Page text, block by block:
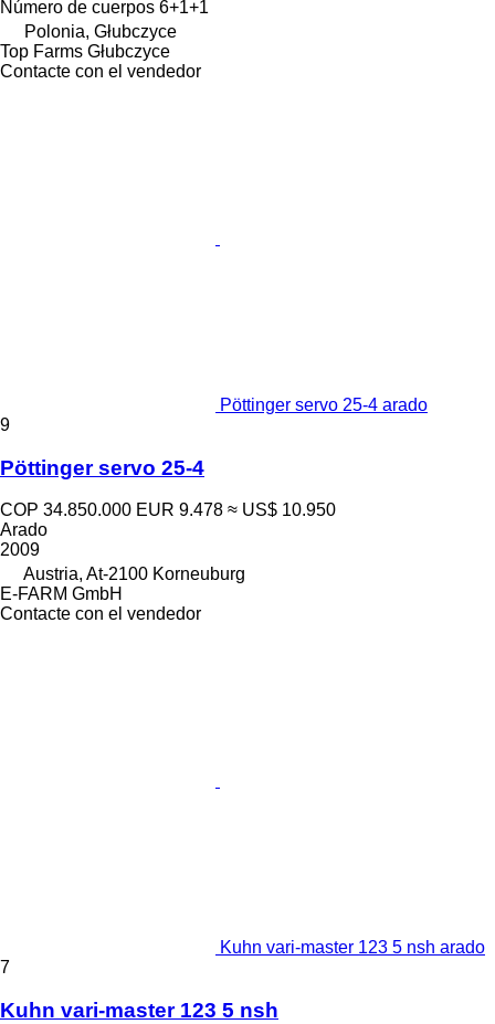
Número de cuerpos 6+1+1
Polonia, Głubczyce
Top Farms Głubczyce
Contacte con el vendedor
Pöttinger servo 25-4 arado
9
Pöttinger servo 25-4
COP 34.850.000 EUR 9.478 ≈ US$ 10.950
Arado
2009
Austria, At-2100 Korneuburg
E-FARM GmbH
Contacte con el vendedor
Kuhn vari-master 123 5 nsh arado
7
Kuhn vari-master 123 5 nsh